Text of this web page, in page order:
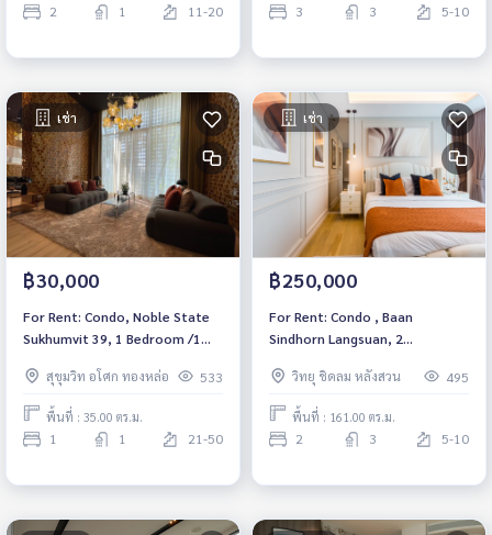
2 1 11-20 3 3 5-10
เช่า
฿30,000
For Rent: Condo, Noble State
Sukhumvit 39, 1 Bedroom /1
/High Floor /Balcony /Ready to
move in*
สุขุมวิท อโศก ทองหล่อ 533
พื้นที่ : 35.00 ตร.ม.
1 1 21-50
เช่า
฿250,000
For Rent: Condo , Baan
Sindhorn Langsuan, 2
Furnished /Ready to move in*
วิทยุ ชิดลม หลังสวน 495
พื้นที่ : 161.00 ตร.ม.
2 3 5-10